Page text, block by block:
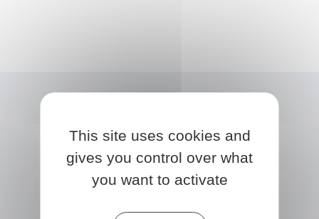
This site uses cookies and
gives you control over what
you want to activate